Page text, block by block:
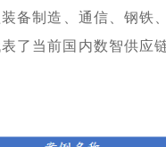
备制造、通信、钢铁
了当前国内数智供应